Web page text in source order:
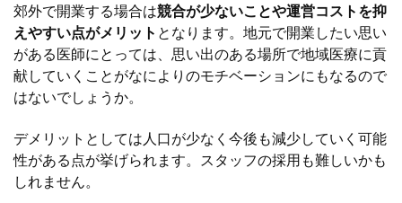
郊外で開業する場合は競合が少ないことや運営コストを抑
えやすい点がメリット となります。地元で開業したい思い
がある医師にとっては、思い出のある場所で地域医療に貢
献していくことがなによりのモチベーションにもなるので
はないでしょうか。
デメリットとしては人口が少なく今後も減少していく可能
性がある点が挙げられます。スタッフの採用も難しいかも
しれません。